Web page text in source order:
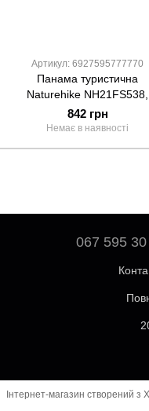
Артикул: 6927595777770
Панама туристична
Naturehike NH21FS538,
темно-синя
842 грн
Немає в наявності
067 595
Інтернет-магазин створений з